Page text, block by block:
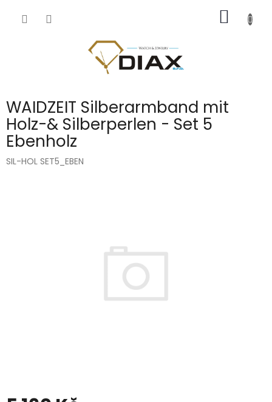
KOŠÍK
WAIDZEIT Silberarmband mit
Holz-& Silberperlen - Set 5
Ebenholz
SIL-HOL SET5_EBEN